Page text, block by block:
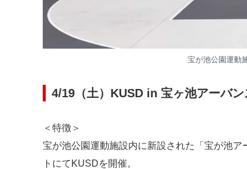
宝が池公園運動
4/19（土）KUSD in 宝ヶ池アーバン
＜特徴＞
宝が池公園運動施設内に新設された「宝が池
トにてKUSDを開催。